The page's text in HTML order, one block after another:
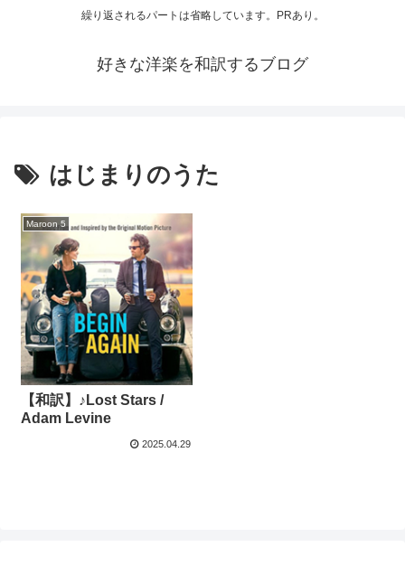
繰り返されるパートは省略しています。PRあり。
好きな洋楽を和訳するブログ
はじまりのうた
Maroon 5
【和訳】♪Lost Stars /
Adam Levine
2025.04.29